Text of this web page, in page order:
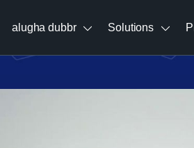
alugha dubbr Solutions